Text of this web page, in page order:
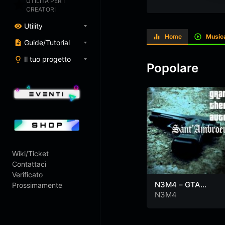
CREATORI
Utility
Guide/Tutorial
Il tuo progetto
Wiki/Ticket
Contattaci
Verificato
Prossimamente
Home
Popolare
N3M4 – GTA
SANT’AMBROEUS
N3M4